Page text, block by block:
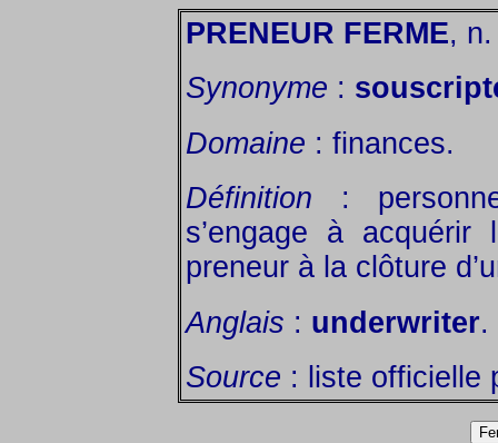
PRENEUR FERME,
Synonyme :
Domaine : finances.
Définition :
s’engage à
preneur à la clôture
Anglais : underwriter.
Source : liste officielle